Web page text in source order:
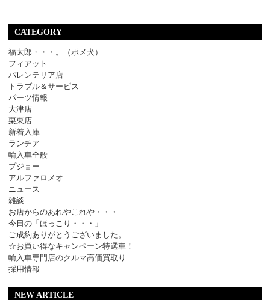
CATEGORY
福太郎・・・。（ポメ犬）
フィアット
バレンテリア店
トラブル＆サービス
パーツ情報
大津店
栗東店
新着入庫
ランチア
輸入車全般
プジョー
アルファロメオ
ニュース
雑談
お店からのあれやこれや・・・
今日の「ほっこり・・・」
ご成約ありがとうございました。
☆お買い得なキャンペーン特選車！
輸入車専門店のクルマ高価買取り
採用情報
NEW ARTICLE